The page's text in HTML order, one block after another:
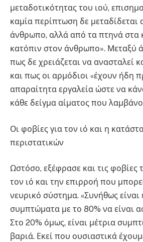
μεταδοτικότητας του ιού,
καμία περίπτωση δε
άνθρωπο, αλλά από τα πτηνά στα
κατόπιν στον άνθρωπο». Μεταξύ
πως δε χρειάζεται να ανασταλεί
και πως οι αρμόδιοι «έχουν ήδη
απαραίτητα εργαλεία ώστε να
κάθε δείγμα αίματος που
Οι φοβίες για τον ιό και η
περιστατικών
Ωστόσο, εξέφρασε και τις φοβίες
τον ιό και την επιρροή που
νευρικό σύστημα. «Συνήθως είναι
συμπτώματα με το 80% να είναι
Στο 20% όμως, είναι μέτρια
βαριά. Εκεί που ουσιαστικά